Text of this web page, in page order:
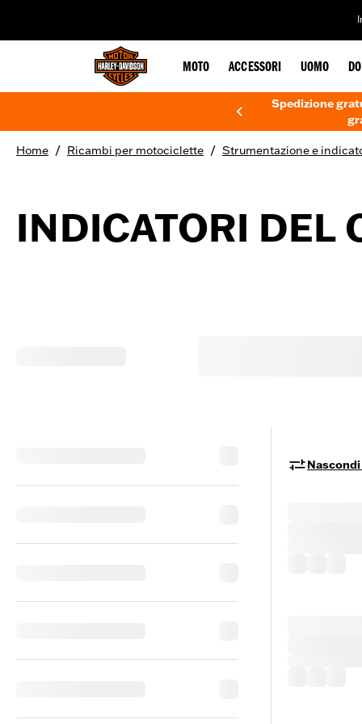
MOTO ACCESSORI UOMO
Spedizione
Home / Ricambi per motociclette / Strumentazione e
INDICATORI DEL